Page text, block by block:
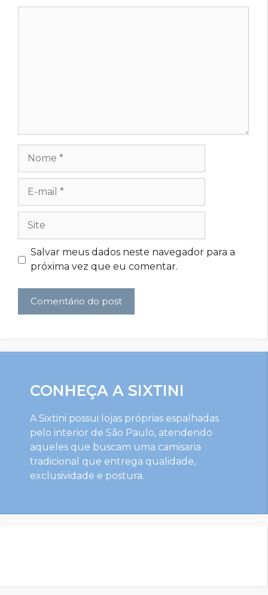
Site
Salvar meus dados neste navegador para a
próxima vez que eu comentar.
CONHEÇA A SIXTINI
A Sixtini possui lojas próprias espalhadas
pelo interior de São Paulo, atendendo
aqueles que buscam uma camisaria
tradicional que entrega qualidade,
exclusividade e postura.